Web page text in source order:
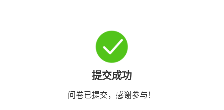
提交成功
问卷已提交，感谢参与！